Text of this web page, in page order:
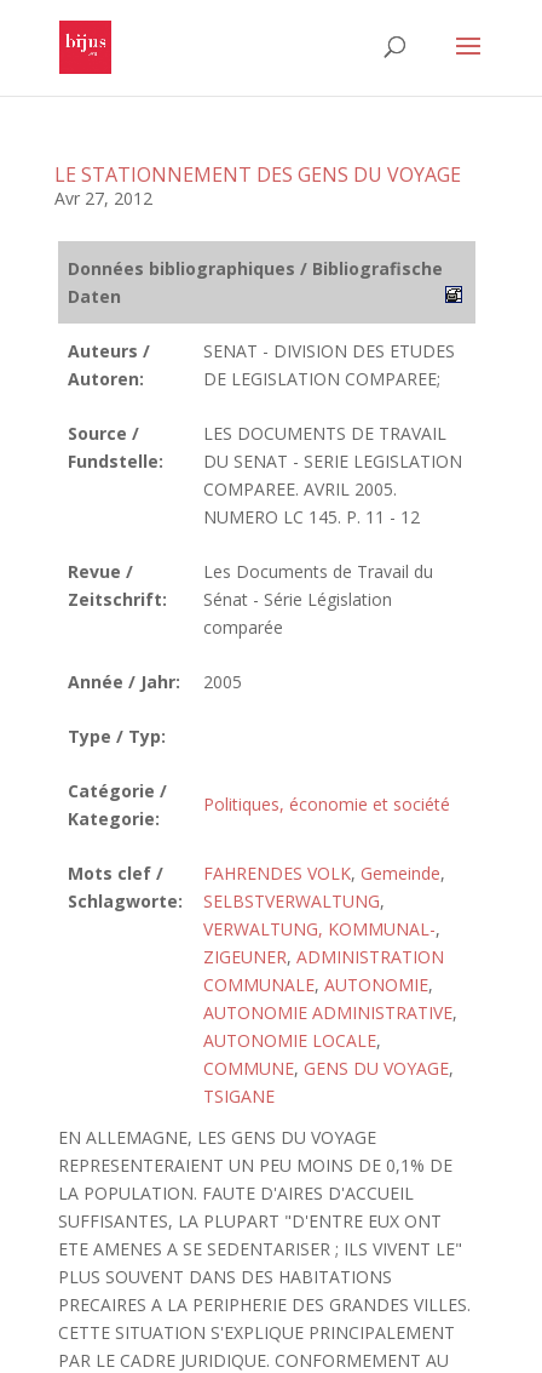
LE STATIONNEMENT DES GENS DU VOYAGE
Avr 27, 2012
Données bibliographiques / Bibliografische
Daten
Auteurs /
Autoren:
SENAT - DIVISION DES ETUDES
DE LEGISLATION COMPAREE;
Source /
Fundstelle:
LES DOCUMENTS DE TRAVAIL
DU SENAT - SERIE LEGISLATION
COMPAREE. AVRIL 2005.
NUMERO LC 145. P. 11 - 12
Revue /
Zeitschrift:
Les Documents de Travail du
Sénat - Série Législation
comparée
Année / Jahr: 2005
Type / Typ:
Catégorie /
Kategorie:
Politiques, économie et société
Mots clef /
Schlagworte:
FAHRENDES VOLK, Gemeinde,
SELBSTVERWALTUNG,
VERWALTUNG, KOMMUNAL-,
ZIGEUNER, ADMINISTRATION
COMMUNALE, AUTONOMIE,
AUTONOMIE ADMINISTRATIVE,
AUTONOMIE LOCALE,
COMMUNE, GENS DU VOYAGE,
TSIGANE
EN ALLEMAGNE, LES GENS DU VOYAGE
REPRESENTERAIENT UN PEU MOINS DE 0,1% DE
LA POPULATION. FAUTE D'AIRES D'ACCUEIL
SUFFISANTES, LA PLUPART "D'ENTRE EUX ONT
ETE AMENES A SE SEDENTARISER ; ILS VIVENT LE"
PLUS SOUVENT DANS DES HABITATIONS
PRECAIRES A LA PERIPHERIE DES GRANDES VILLES.
CETTE SITUATION S'EXPLIQUE PRINCIPALEMENT
PAR LE CADRE JURIDIQUE. CONFORMEMENT AU